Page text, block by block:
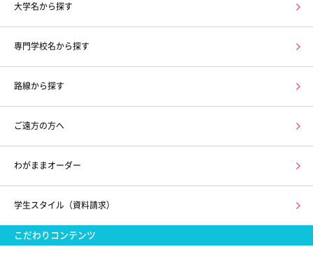
大学名から探す
専門学校名から探す
路線から探す
ご遠方の方へ
わがままオーダー
学生スタイル（資料請求）
こだわりコンテンツ